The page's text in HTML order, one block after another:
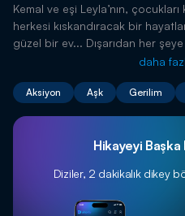
Kemal ve eşi Leyla’nın,
herkesi kıskandıracak bir
güzel bir ev... Dışarıdan her
görünürler. Ancak bu
daha
Aksiyon Aşk Gerilim
Hikayeyi Başka
Diziler, 2 dakikalık dikey